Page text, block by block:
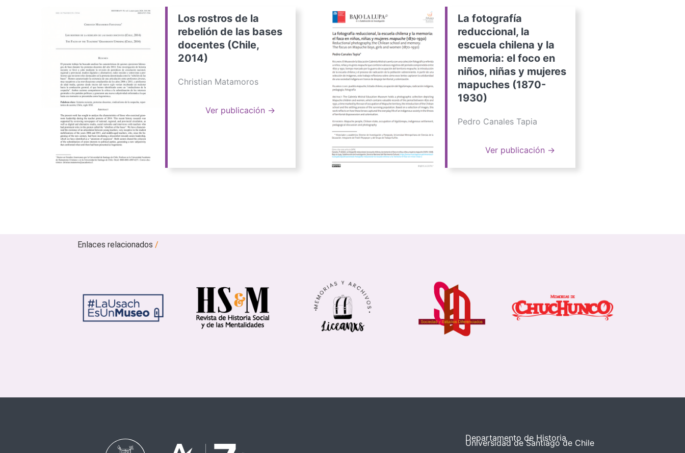
Los rostros de la
rebelión de las bases
docentes (Chile,
2014)
Christian Matamoros
Ver publicación →
La fotografía
reduccional, la
escuela chilena y la
memoria: el foco en
niños, niñas y mujeres
mapuches (1870-
1930)
Pedro Canales Tapia
Ver publicación →
Enlaces relacionados/
Departamento de Historia
Universidad de Santiago de Chile